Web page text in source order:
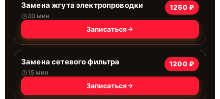
Замена жгута электропроводки
30 мин
1250 ₽
Записаться
Замена сетевого фильтра
15 мин
1200 ₽
Записаться